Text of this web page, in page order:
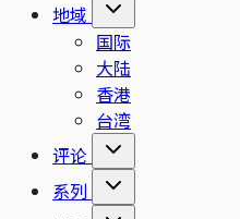
地域
国际
大陆
香港
台湾
评论
系列